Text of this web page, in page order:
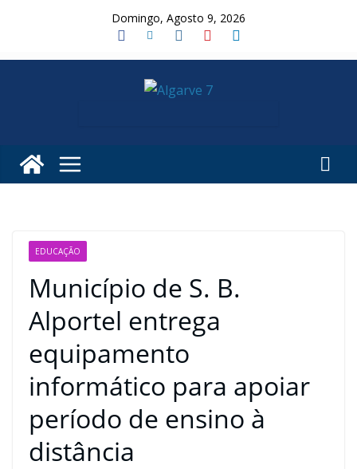
Domingo, Agosto 9, 2026
EDUCAÇÃO
Município de S. B.
Alportel entrega
equipamento
informático para apoiar
período de ensino à
distância